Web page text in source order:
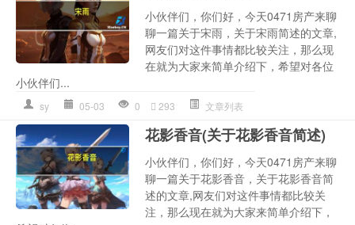
小伙伴们，你们好，今天0471房产来聊
聊一篇关于宋雨，关于宋雨简述的文章,
网友们对这件事情都比较关注，那么现
在就为大家来简单介绍下，希望对各位
小伙伴们...
sy 05-03 0 293 文章列表
花影香音(关于花影香音简述)
小伙伴们，你们好，今天0471房产来聊
聊一篇关于花影香音，关于花影香音简
述的文章,网友们对这件事情都比较关
注，那么现在就为大家来简单介绍下，